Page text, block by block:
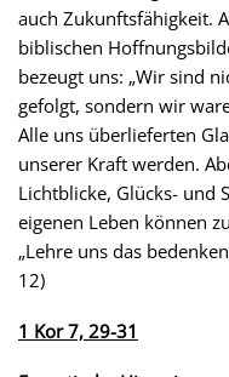
auch Zukunftsfähigkeit.
biblischen
bezeugt uns: „Wir sind
gefolgt, sondern wir
Alle uns überlieferten
unserer Kraft werden.
Lichtblicke, Glücks- und
eigenen Leben können
„Lehre uns das
12)
1 Kor 7, 29-31